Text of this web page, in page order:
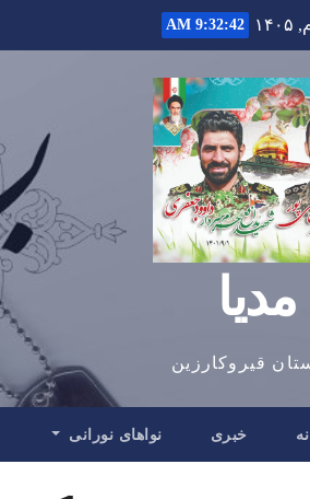
9:32:43 AM
قیروکارزین
خبری نواهای نورانی